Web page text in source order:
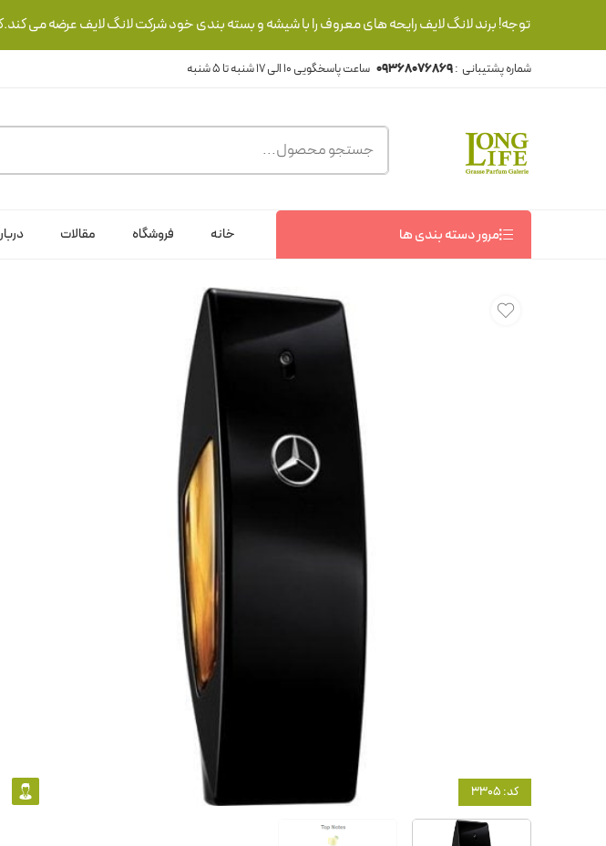
توجه! برند لانگ لایف رایحه های معروف را با شیشه و بسته بندی خود شرکت لانگ لایف عرضه می
شماره پشتیبانی :09368076869
مرور دسته بندی ها خانه فروشگاه مقالات
کد: 3305